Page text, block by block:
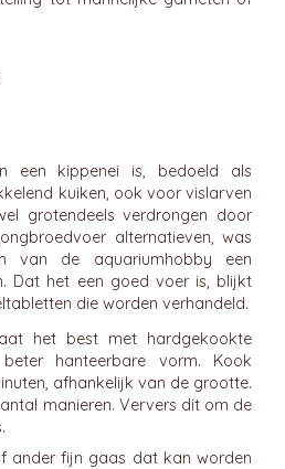
een kippenei is, bedoeld als
kuiken, ook voor vislarven
grotendeels verdrongen door
alternatieven, was
van de aquariumhobby een
Dat het een goed voer is, blijkt
die worden verhandeld.
het best met hardgekookte
hanteerbare vorm. Kook
afhankelijk van de grootte.
manieren. Ververs dit om de
ander fijn gaas dat kan worden